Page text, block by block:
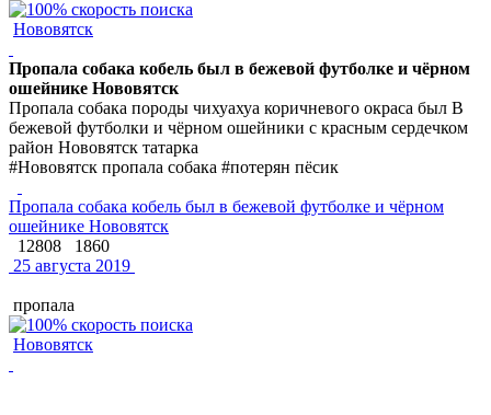
Нововятск
Пропала собака кобель был в бежевой футболке и чёрном
ошейнике Нововятск
Пропала собака породы чихуахуа коричневого окраса был В
бежевой футболки и чёрном ошейники с красным сердечком
район Нововятск татарка
#Нововятск пропала собака #потерян пёсик
Пропала собака кобель был в бежевой футболке и чёрном
ошейнике Нововятск
12808
1860
25 августа 2019
пропала
Нововятск